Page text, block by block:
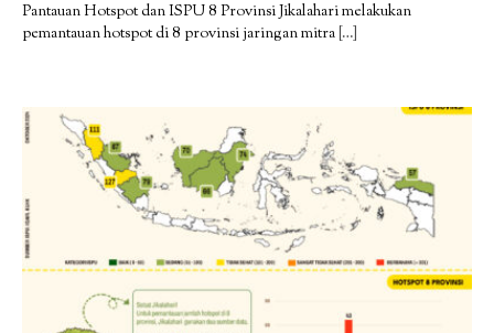
Pantauan Hotspot dan ISPU 8 Provinsi Jikalahari melakukan
pemantauan hotspot di 8 provinsi jaringan mitra […]